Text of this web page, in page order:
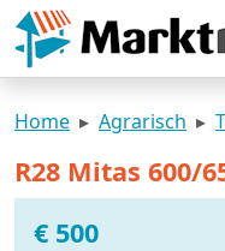
Home Agrarisch
R28 Mitas 600/
€ 500